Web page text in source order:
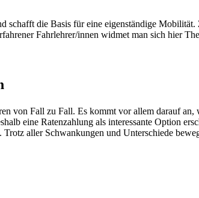
die Basis für eine eigenständige
Fahrlehrer/innen widmet man sich hier
von Fall zu Fall. Es kommt vor allem darauf
eine Ratenzahlung als interessante Option
aller Schwankungen und Unterschiede